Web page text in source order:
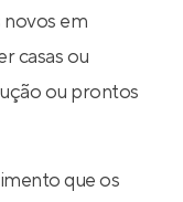
em
casas ou
ou prontos
que os